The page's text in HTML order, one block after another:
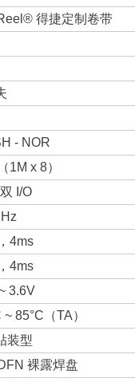
得捷定制卷带
- NOR
1M x 8）
I/O
4ms
4ms
3.6V
~ 85°C（TA）
装型
裸露焊盘